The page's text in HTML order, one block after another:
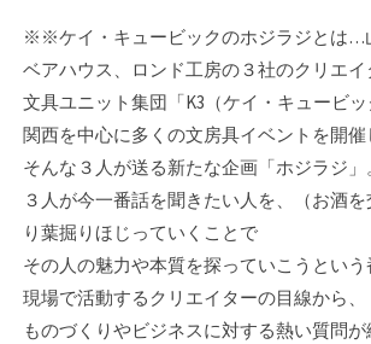
※※ケイ・キュービックのホジラジとは…
ベアハウス、ロンド工房の３社のク­リエイ
文具ユニット集団「K3（ケイ・キュービッ
関西を中心に­多くの文房具イベントを開催
そんな３人が送る新たな企画「ホジラジ」
３人が今一番話を聞きたい人を、（お酒
り葉掘りほじっていくことで
その人の魅力や本質を探っていこうという
現場で活動するクリエイターの目線­から、
ものづくりやビジネスに対する熱い質問が